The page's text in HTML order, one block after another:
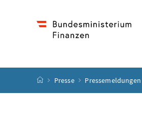
Startseite
Presse Pressemeldungen